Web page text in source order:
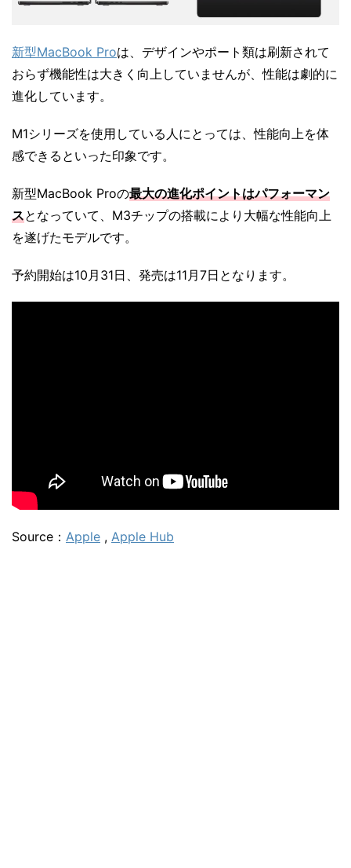
新型MacBook Proは、デザインやポート類は刷新されて
おらず機能性は大きく向上していませんが、性能は劇的に
進化しています。
M1シリーズを使用している人にとっては、性能向上を体
感できるといった印象です。
新型MacBook Proの最大の進化ポイントはパフォーマン
スとなっていて、M3チップの搭載により大幅な性能向上
を遂げたモデルです。
予約開始は10月31日、発売は11月7日となります。
Source： Apple , Apple Hub